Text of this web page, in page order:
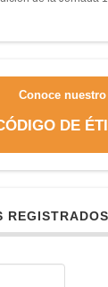
Conoce nuestro
DE
REGISTRADOS